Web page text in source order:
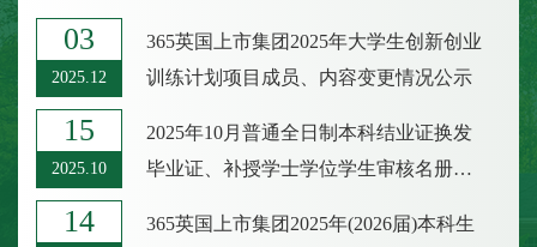
03
2025.12
365英国上市集团2025年大学生创新创业
训练计划项目成员、内容变更情况公示
15
2025.10
2025年10月普通全日制本科结业证换发
毕业证、补授学士学位学生审核名册公
14
365英国上市集团2025年(2026届)本科生